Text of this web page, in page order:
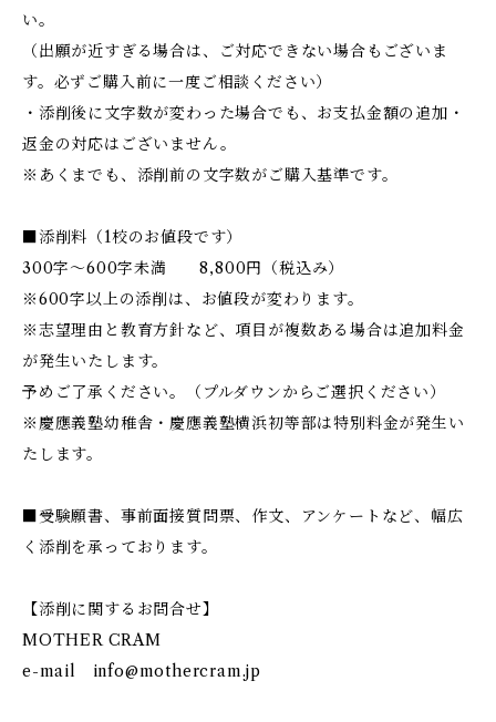
い。
（出願が近すぎる場合は、ご対応できない場合もございま
す。必ずご購入前に一度ご相談ください）
・添削後に文字数が変わった場合でも、お支払金額の追加・
返金の対応はございません。
※あくまでも、添削前の文字数がご購入基準です。
■添削料（1校のお値段です）
300字～600字未満 8,800円（税込み）
※600字以上の添削は、お値段が変わります。
※志望理由と教育方針など、項目が複数ある場合は追加料金
が発生いたします。
予めご了承ください。（プルダウンからご選択ください）
※慶應義塾幼稚舎・慶應義塾横浜初等部は特別料金が発生い
たします。
■受験願書、事前面接質問票、作文、アンケートなど、幅広
く添削を承っております。
【添削に関するお問合せ】
MOTHER CRAM
e-mail info@mothercram.jp